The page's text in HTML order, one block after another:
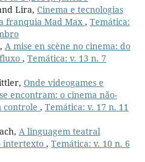
Lira, Cinema e tecnologias
franquia Mad Max , Temática:
A mise en scène no cinema: do
, Temática: v. 13 n. 7
Onde videogames e
encontram: o cinema não-
controle , Temática: v. 17 n. 11
A linguagem teatral
intertexto , Temática: v. 10 n. 6